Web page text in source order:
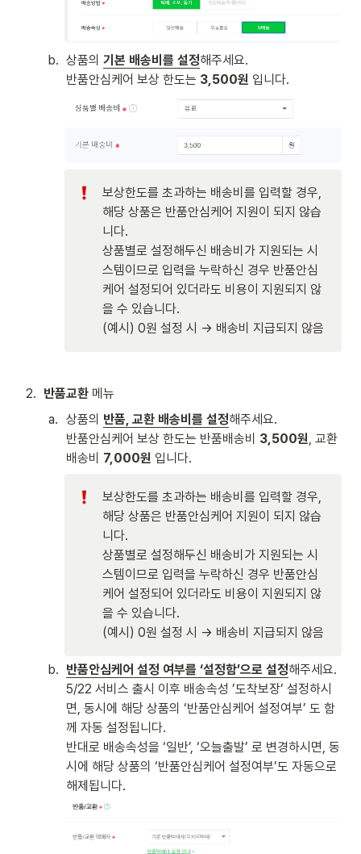
b. 상품의 기본 배송비를 설정해주세요.
반품안심케어 보상 한도는 3,500원 입니다.
보상한도를 초과하는 배송비를 입력할 경우,
해당 상품은 반품안심케어 지원이 되지 않습
니다.
상품별로 설정해두신 배송비가 지원되는 시
스템이므로 입력을 누락하신 경우 반품안심
케어 설정되어 있더라도 비용이 지원되지 않
을 수 있습니다.
2. 반품교환 메뉴
a. 상품의 반품, 교환 배송비를 설정해주세요.
반품안심케어 보상 한도는 반품배송비 3,500원, 교환
배송비 7,000원 입니다.
보상한도를 초과하는 배송비를 입력할 경우,
해당 상품은 반품안심케어 지원이 되지 않습
니다.
상품별로 설정해두신 배송비가 지원되는 시
스템이므로 입력을 누락하신 경우 반품안심
케어 설정되어 있더라도 비용이 지원되지 않
을 수 있습니다.
b. 반품안심케어 설정 여부를 ‘설정함’으로 설정해주세요.
5/22 서비스 출시 이후 배송속성 ’도착보장’ 설정하시
면, 동시에 해당 상품의 ‘반품안심케어 설정여부’ 도 함
께 자동 설정됩니다.
반대로 배송속성을 ‘일반’, ‘오늘출발’ 로 변경하시면, 동
시에 해당 상품의 ‘반품안심케어 설정여부’도 자동으로
해제됩니다.